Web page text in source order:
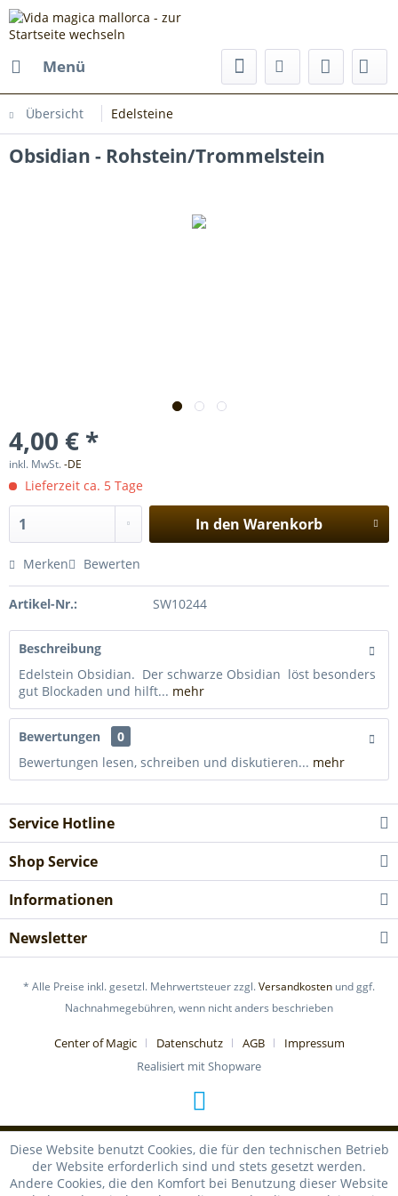
Menü
Übersicht Edelsteine
Obsidian - Rohstein/Trommelstein
4,00 € *
inkl. MwSt.-DE
Lieferzeit ca. 5 Tage
In den Warenkorb
Merken Bewerten
Artikel-Nr.: SW10244
Beschreibung
Edelstein Obsidian. Der schwarze Obsidian löst besonders
gut Blockaden und hilft... mehr
Bewertungen
0
Bewertungen lesen, schreiben und diskutieren... mehr
Service Hotline
Shop Service
Informationen
Newsletter
* Alle Preise inkl. gesetzl. Mehrwertsteuer zzgl.Versandkosten und ggf.
Nachnahmegebühren, wenn nicht anders beschrieben
Center of Magic Datenschutz AGB
Impressum
Realisiert mit Shopware
Diese Website benutzt Cookies, die für den technischen Betrieb
der Website erforderlich sind und stets gesetzt werden.
Andere Cookies, die den Komfort bei Benutzung dieser Website